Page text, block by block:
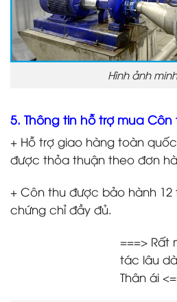
Hình ảnh
5. Thông tin hỗ trợ mua
+ Hỗ trợ giao hàng toàn
được thỏa thuận theo đơn
+ Côn thu được bảo hành
chứng chỉ đầy đủ.
===> Rất
tác lâu
Thân ái